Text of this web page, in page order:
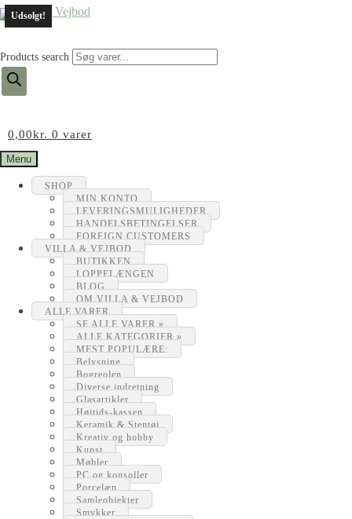
Products search
0,00kr. 0 varer
Menu
SHOP
MIN KONTO
LEVERINGSMULIGHEDER
HANDELSBETINGELSER
FOREIGN CUSTOMERS
VILLA & VEJBOD
BUTIKKEN
LOPPELÆNGEN
BLOG
OM VILLA & VEJBOD
ALLE VARER
SE ALLE VARER »
ALLE KATEGORIER »
MEST POPULÆRE:
Belysning
Bogreolen
Diverse indretning
Glasartikler
Højtids-kassen
Keramik & Stentøj
Kreativ og hobby
Kunst
Møbler
PC og konsoller
Porcelæn
Samleobjekter
Smykker
Udsolgt!